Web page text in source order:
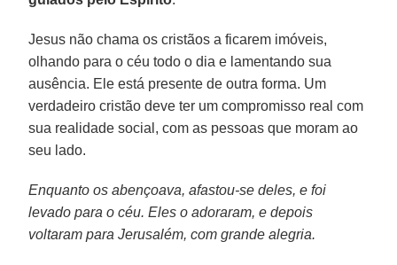
Jesus não chama os cristãos a ficarem imóveis,
olhando para o céu todo o dia e lamentando sua
ausência. Ele está presente de outra forma. Um
verdadeiro cristão deve ter um compromisso real com
sua realidade social, com as pessoas que moram ao
seu lado.
Enquanto os abençoava, afastou-se deles, e foi
levado para o céu. Eles o adoraram, e depois
voltaram para Jerusalém, com grande alegria.